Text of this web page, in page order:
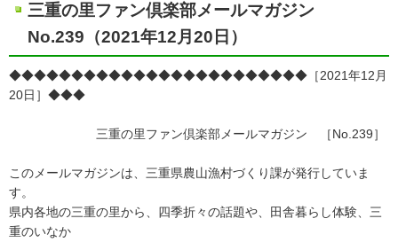
三重の里ファン倶楽部メールマガジン
No.239（2021年12月20日）
◆◆◆◆◆◆◆◆◆◆◆◆◆◆◆◆◆◆◆◆◆◆◆◆［2021年12月
20日］◆◆◆
三重の里ファン倶楽部メールマガジン ［No.239］
このメールマガジンは、三重県農山漁村づくり課が発行していま
す。
県内各地の三重の里から、四季折々の話題や、田舎暮らし体験、三
重のいなか